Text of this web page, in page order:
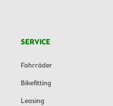
SERVICE
Fahrräder
Bikefitting
Leasing